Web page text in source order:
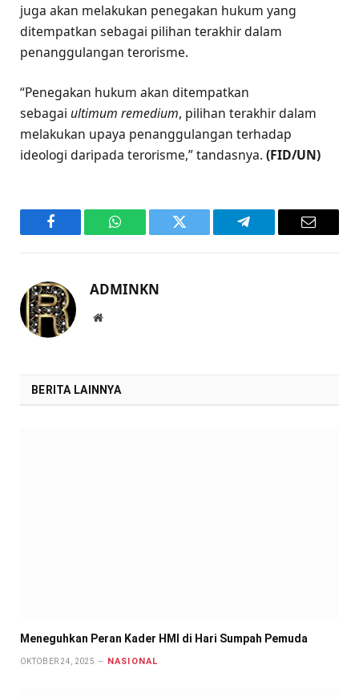
juga akan melakukan penegakan hukum yang
ditempatkan sebagai pilihan terakhir dalam
penanggulangan terorisme.
“Penegakan hukum akan ditempatkan
sebagai ultimum remedium, pilihan terakhir dalam
melakukan upaya penanggulangan terhadap
ideologi daripada terorisme,” tandasnya. (FID/UN)
Facebook WhatsAppTwitter Telegram Email
ADMINKN
Website
BERITA LAINNYA
Meneguhkan Peran Kader HMI di Hari Sumpah Pemuda
OKTOBER 24, 2025 NASIONAL